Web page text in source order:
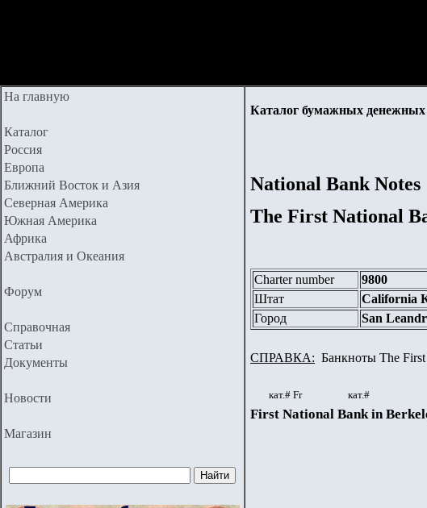
На главную
Каталог
Россия
Европа
Ближний Восток и Азия
Северная Америка
Южная Америка
Африка
Австралия и Океания
Форум
Справочная
Статьи
Документы
Новости
Магазин
Каталог бумажных денежных
National Bank Notes
The First National
Charter number
9800
Штат
California
Город
San
СПРАВКА: Банкноты The
кат.# Fr кат.#
First National Bank in